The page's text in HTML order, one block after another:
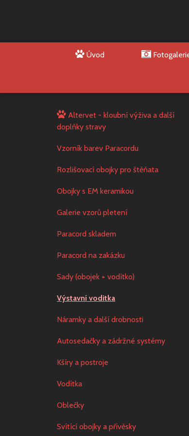
Úvod
Altervet - kloubní výživa a další
doplňky stravy
Vzorník barev Paracordu
Rozlišovací obojky pro štěňata
Obojky s EM keramikou
Galerie vzorů pletení
Paracord skladem
Paracord na zakázku
Sady (obojek + vodítko)
Výstavní voditka
Náramky a další drobnosti
Autosedačky a zádržné systémy
Kšíry a postroje
Vodítka
Oblečky
Svítící obojky a přívěsky